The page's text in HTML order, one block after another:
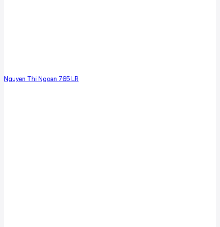
Nguyen Thi Ngoan 765 LR